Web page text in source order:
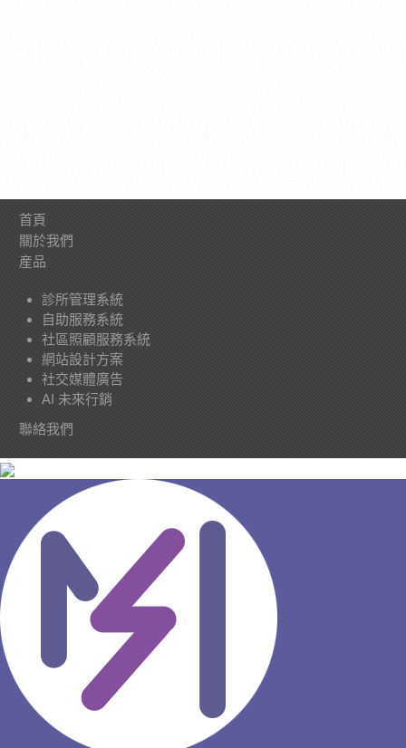
首頁
關於我們
産品
診所管理系統
自助服務系統
社區照顧服務系統
網站設計方案
社交媒體廣告
AI 未來行銷
聯絡我們